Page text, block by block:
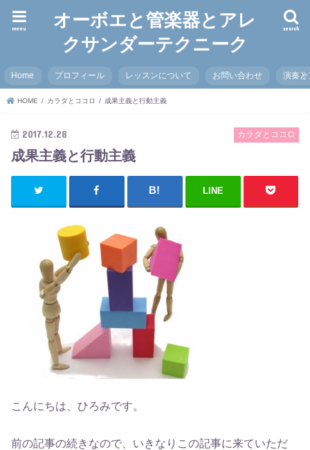
オーボエと管楽器とアレ
クサンダーテクニーク
search
menu
Home プロフィール レッスンについて お問い合わせ 演奏と
HOME カラダとココロ 成果主義と行動主義
カラダとココロ
2017.12.28
成果主義と行動主義
LINE
こんにちは、ひろみです。
前の記事の続きなので、いきなりこの記事に来ていただ